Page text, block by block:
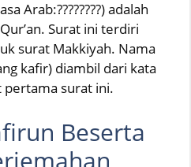
Arab:????????) adalah
Surat ini terdiri
surat Makkiyah. Nama
kafir) diambil dari kata
pertama surat ini.
Beserta